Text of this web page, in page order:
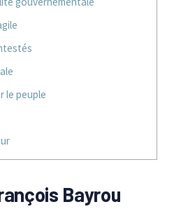
le peuple
Bayrou